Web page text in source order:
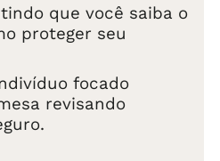
que você saiba o
proteger seu
focado
revisando